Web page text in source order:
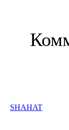
SHAHAT